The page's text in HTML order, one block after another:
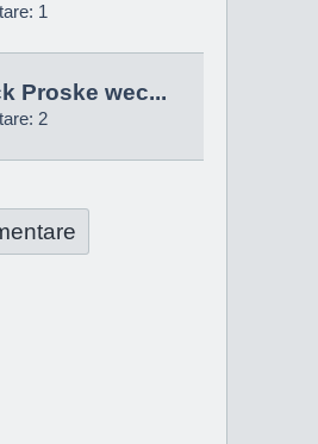
1
Proske wec...
2